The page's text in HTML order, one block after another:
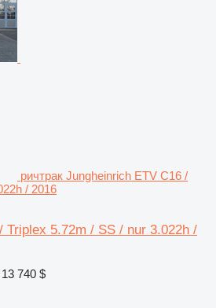
ричтрак Jungheinrich ETV C16 /
/ 2016
Triplex 5.72m / SS / nur 3.022h /
740 $